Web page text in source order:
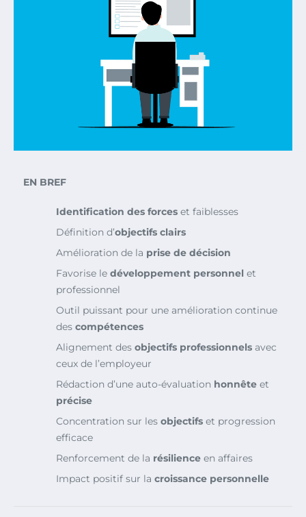
EN BREF
Identification des forces et faiblesses
Définition d’objectifs clairs
Amélioration de la prise de décision
Favorise le développement personnel et
professionnel
Outil puissant pour une amélioration continue
des compétences
Alignement des objectifs professionnels avec
ceux de l’employeur
Rédaction d’une auto-évaluation honnête et
précise
Concentration sur les objectifs et progression
efficace
Renforcement de la résilience en affaires
Impact positif sur la croissance personnelle